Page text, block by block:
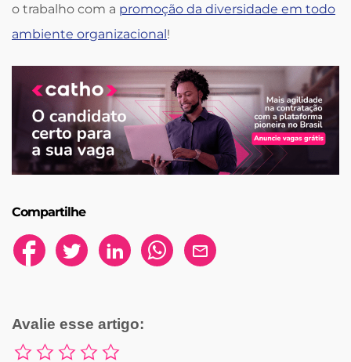
o trabalho com a promoção da diversidade em todo
ambiente organizacional!
Compartilhe
Avalie esse artigo: